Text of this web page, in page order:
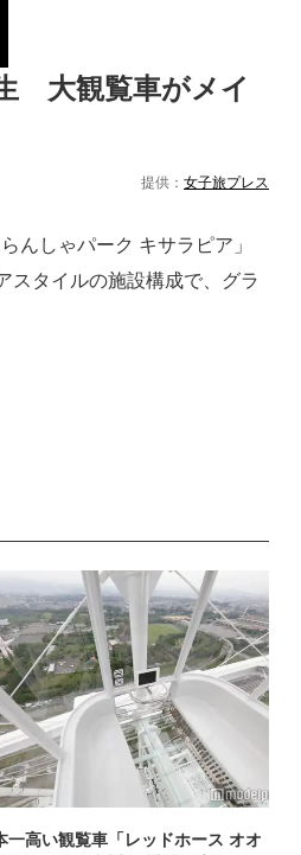
　大観覧車がメイ
提供： 女子旅プレス
んしゃパーク キサラピア」
スタイルの施設構成で、グラ
一高い観覧車「レッドホース オオ